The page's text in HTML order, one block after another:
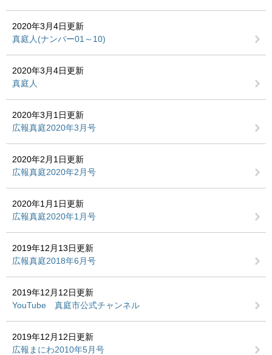
2020年3月4日更新
真庭人(ナンバー01～10)
2020年3月4日更新
真庭人
2020年3月1日更新
広報真庭2020年3月号
2020年2月1日更新
広報真庭2020年2月号
2020年1月1日更新
広報真庭2020年1月号
2019年12月13日更新
広報真庭2018年6月号
2019年12月12日更新
YouTube 真庭市公式チャンネル
2019年12月12日更新
広報まにわ2010年5月号